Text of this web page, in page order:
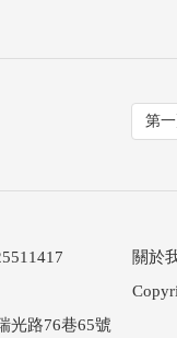
第一
關於
光路76巷65號